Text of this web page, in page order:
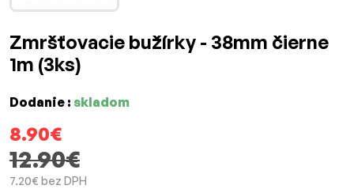
Zmršťovacie bužírky - 38mm čierne
1m (3ks)
Dodanie : skladom
8.90€
12.90€
7.20€ bez DPH